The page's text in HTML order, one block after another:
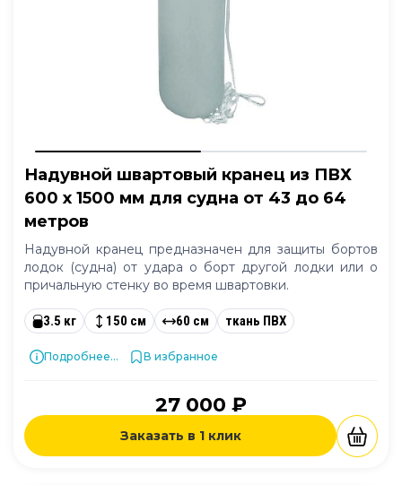
Надувной швартовый кранец из ПВХ
600 x 1500 мм для судна от 43 до 64
метров
Надувной кранец предназначен для защиты бортов
лодок (судна) от удара о борт другой лодки или о
причальную стенку во время швартовки.
3.5 кг 150 см 60 см ткань ПВХ
Подробнее... В избранное
27 000 ₽
Заказать в 1 клик